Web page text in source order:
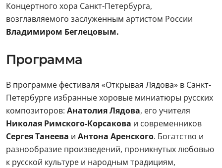
Концертного хора Санкт-Петербурга,
возглавляемого заслуженным артистом России
Владимиром Беглецовым.
Программа
В программе фестиваля «Открывая Лядова» в Санкт-
Петербурге избранные хоровые миниатюры русских
композиторов: Анатолия Лядова, его учителя
Николая Римского-Корсакова и современников
Сергея Танеева и Антона Аренского. Богатство и
разнообразие произведений, проникнутых любовью
к русской культуре и народным традициям,